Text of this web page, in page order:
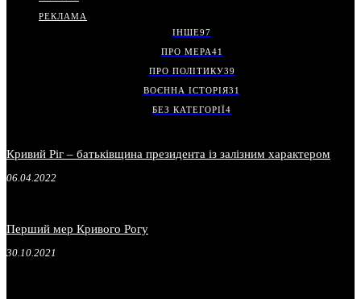
РЕКЛАМА
ІНШЕ97
ПРО МЕРА41
ПРО ПОЛІТИКУ39
ВОЄННА ІСТОРІЯ31
БЕЗ КАТЕГОРІЇ4
Кривий Ріг – батьківщина президента із залізним характером
06.04.2022
Перший мер Кривого Рогу
30.10.2021